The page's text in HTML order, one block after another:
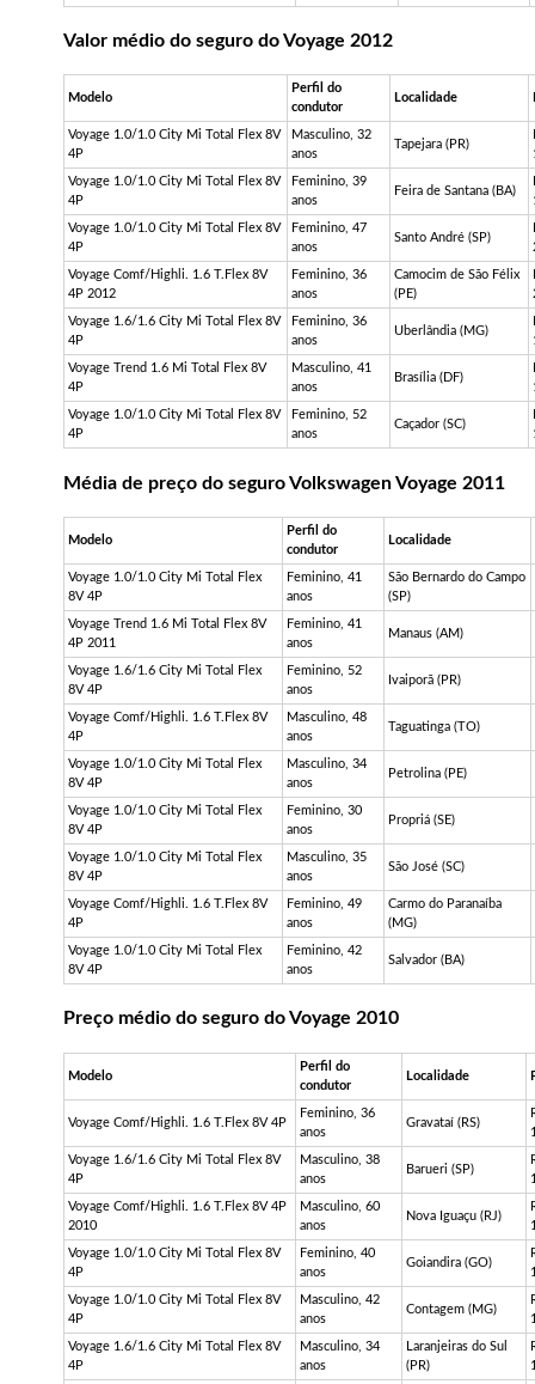
Valor médio do seguro do Voyage 2012
Modelo
Perfil do
condutor
Localidade
Voyage 1.0/1.0 City Mi Total Flex 8V
4P
Masculino, 32
anos
Tapejara (PR)
Voyage 1.0/1.0 City Mi Total Flex 8V
4P
Feminino, 39
anos
Feira de Santana (BA)
Voyage 1.0/1.0 City Mi Total Flex 8V
4P
Feminino, 47
anos
Santo André (SP)
Voyage Comf/ Highli. 1.6 T.Flex8V
4P 2012
Feminino, 36
anos
Camocim de São Félix
(PE)
Voyage 1.6/1.6 City Mi Total Flex 8V
4P
Feminino, 36
anos
Uberlândia (MG)
Voyage Trend 1.6 Mi Total Flex 8V
4P
Masculino, 41
anos
Brasília (DF)
Voyage 1.0/1.0 City Mi Total Flex 8V
4P
Feminino, 52
anos
Caçador (SC)
Média de preço do seguro Volkswagen Voyage 2011
Modelo
Perfil do
condutor
Localidade
Voyage 1.0/1.0 City Mi Total Flex
8V 4P
Feminino, 41
anos
São Bernardo do Campo
(SP)
Voyage Trend 1.6 Mi Total Flex 8V
4P 2011
Feminino, 41
anos
Manaus (AM)
Voyage 1.6/1.6 City Mi Total Flex
8V 4P
Feminino, 52
anos
Ivaiporã (PR)
Voyage Comf/ Highli . 1.6 T.Flex8V
4P
Masculino, 48
anos
Taguatinga (TO)
Voyage 1.0/1.0 City Mi Total Flex
8V 4P
Masculino, 34
anos
Petrolina (PE)
Voyage 1.0/1.0 City Mi Total Flex
8V 4P
Feminino, 30
anos
Propriá (SE)
Voyage 1.0/1.0 City Mi Total Flex
8V 4P
Masculino, 35
anos
São José (SC)
Voyage Comf/ Highli . 1.6 T.Flex8V
4P
Feminino, 49
anos
Carmo do Paranaíba
(MG)
Voyage 1.0/1.0 City Mi Total Flex
8V 4P
Feminino, 42
anos
Salvador (BA)
Preço médio do seguro do Voyage 2010
Modelo
Perfil do
condutor
Localidade
Voyage Comf/ Highli . 1.6 T.Flex8V 4P
Feminino, 36
anos
Gravataí (RS)
Voyage 1.6/1.6 City Mi Total Flex 8V
4P
Masculino, 38
anos
Barueri (SP)
Voyage Comf/ Highli . 1.6 T.Flex8V 4P
2010
Masculino, 60
anos
Nova Iguaçu (RJ)
Voyage 1.0/1.0 City Mi Total Flex 8V
4P
Feminino, 40
anos
Goiandira(GO)
Voyage 1.0/1.0 City Mi Total Flex 8V
4P
Masculino, 42
anos
Contagem (MG)
Voyage 1.6/1.6 City Mi Total Flex 8V
4P
Masculino, 34
anos
Laranjeiras do Sul
(PR)